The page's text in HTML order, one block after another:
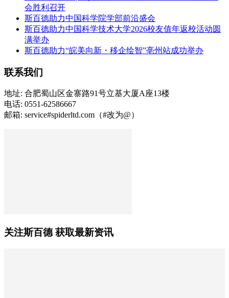
会胜利召开
斯百德助力中国科学院学部前沿盛会
斯百德助力中国科学技术大学2026校友值年返校活动圆
满举办
斯百德助力“皖美向新・移企绘智”亳州站成功举办
联系我们
地址: 合肥蜀山区金寨路91号立基大厦A座13楼
电话: 0551-62586667
邮箱: service#spiderltd.com（#改为@）
关注斯百德 获取最新资讯